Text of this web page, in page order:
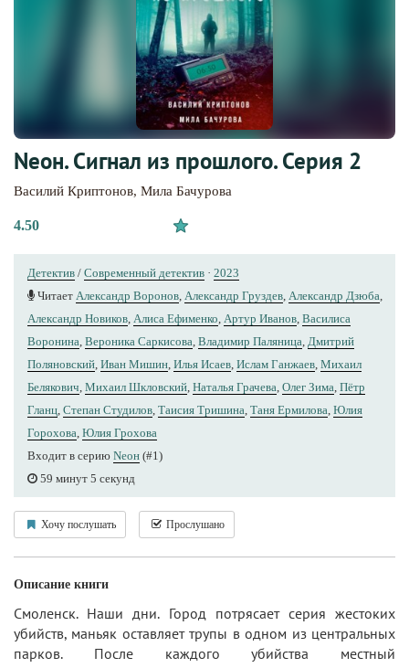
Nеон. Сигнал из прошлого. Серия 2
Василий Криптонов, Мила Бачурова
4.50
Детектив / Современный детектив · 2023
Читает Александр Воронов, Александр Груздев, Александр Дзюба,
Александр Новиков, Алиса Ефименко, Артур Иванов, Василиса
Воронина, Вероника Саркисова, Владимир Паляница, Дмитрий
Поляновский, Иван Мишин, Илья Исаев, Ислам Ганжаев, Михаил
Белякович, Михаил Шкловский, Наталья Грачева, Олег Зима, Пётр
Гланц, Степан Студилов, Таисия Тришина, Таня Ермилова, Юлия
Горохова, Юлия Грохова
Входит в серию Nеон (#1)
59 минут 5 секунд
Хочу послушать Прослушано
Описание книги
Смоленск. Наши дни. Город потрясает серия жестоких
убийств, маньяк оставляет трупы в одном из центральных
парков. После каждого убийства местный